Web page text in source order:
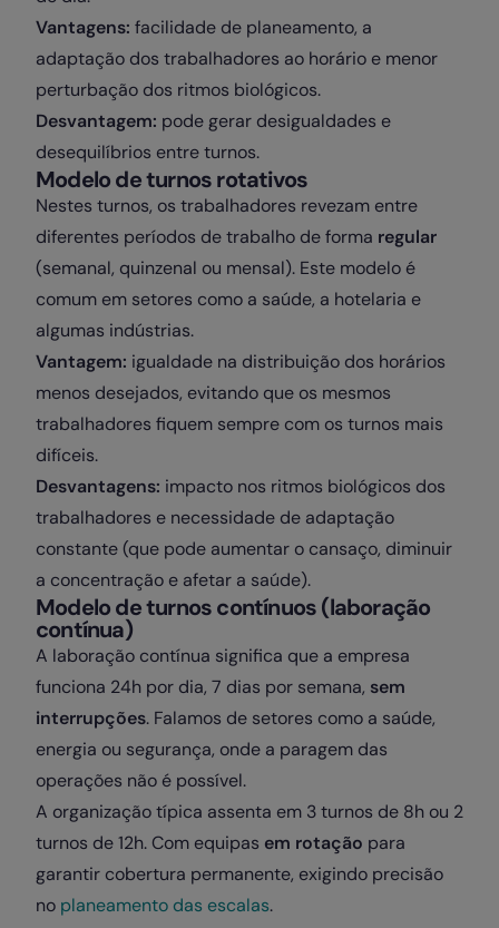
Vantagens: facilidade de planeamento, a
adaptação dos trabalhadores ao horário e menor
perturbação dos ritmos biológicos.
Desvantagem: pode gerar desigualdades e
desequilíbrios entre turnos.
Modelo de turnos rotativos
Nestes turnos, os trabalhadores revezam entre
diferentes períodos de trabalho de forma regular
(semanal, quinzenal ou mensal). Este modelo é
comum em setores como a saúde, a hotelaria e
algumas indústrias.
Vantagem: igualdade na distribuição dos horários
menos desejados, evitando que os mesmos
trabalhadores fiquem sempre com os turnos mais
difíceis.
Desvantagens: impacto nos ritmos biológicos dos
trabalhadores e necessidade de adaptação
constante (que pode aumentar o cansaço, diminuir
a concentração e afetar a saúde).
Modelo de turnos contínuos (laboração
contínua)
A laboração contínua significa que a empresa
funciona 24h por dia, 7 dias por semana, sem
interrupções. Falamos de setores como a saúde,
energia ou segurança, onde a paragem das
operações não é possível.
A organização típica assenta em 3 turnos de 8h ou 2
turnos de 12h. Com equipas em rotação para
garantir cobertura permanente, exigindo precisão
no planeamento das escalas.